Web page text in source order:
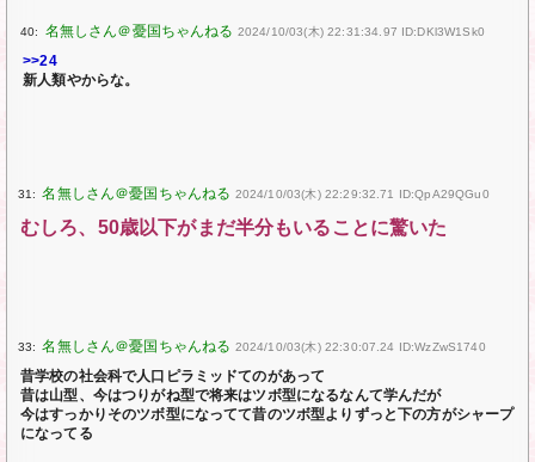
40: 2024/10/03(木) 22:31:34.97 ID:DKl3W1Sk0
>>24
新人類やからな。
31: 2024/10/03(木) 22:29:32.71 ID:QpA29QGu0
むしろ、50歳以下がまだ半分もいることに驚いた
33: 2024/10/03(木) 22:30:07.24 ID:WzZwS1740
昔学校の社会科で人口ピラミッドてのがあって
昔は山型、今はつりがね型で将来はツボ型になるなんて学んだが
今はすっかりそのツボ型になってて昔のツボ型よりずっと下の方がシャープ
になってる